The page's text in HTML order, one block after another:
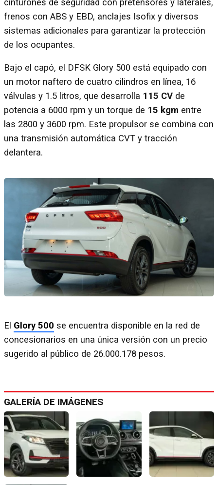
cinturones de seguridad con pretensores y laterales,
frenos con ABS y EBD, anclajes Isofix y diversos
sistemas adicionales para garantizar la protección
de los ocupantes.
Bajo el capó, el DFSK Glory 500 está equipado con
un motor naftero de cuatro cilindros en línea, 16
válvulas y 1.5 litros, que desarrolla 115 CV de
potencia a 6000 rpm y un torque de 15 kgm entre
las 2800 y 3600 rpm. Este propulsor se combina con
una transmisión automática CVT y tracción
delantera.
El Glory 500 se encuentra disponible en la red de
concesionarios en una única versión con un precio
sugerido al público de 26.000.178 pesos.
GALERÍA DE IMÁGENES